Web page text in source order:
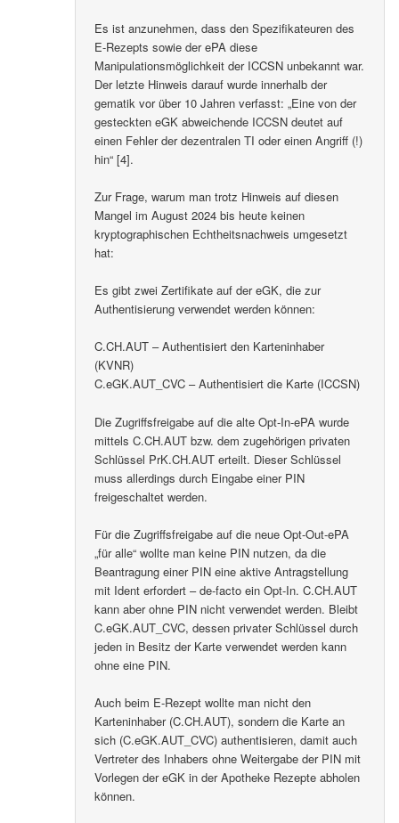
Es ist anzunehmen, dass den Spezifikateuren des
E-Rezepts sowie der ePA diese
Manipulationsmöglichkeit der ICCSN unbekannt war.
Der letzte Hinweis darauf wurde innerhalb der
gematik vor über 10 Jahren verfasst: „Eine von der
gesteckten eGK abweichende ICCSN deutet auf
einen Fehler der dezentralen TI oder einen Angriff (!)
hin“ [4].
Zur Frage, warum man trotz Hinweis auf diesen
Mangel im August 2024 bis heute keinen
kryptographischen Echtheitsnachweis umgesetzt
hat:
Es gibt zwei Zertifikate auf der eGK, die zur
Authentisierung verwendet werden können:
C.CH.AUT – Authentisiert den Karteninhaber
(KVNR)
C.eGK.AUT_CVC – Authentisiert die Karte (ICCSN)
Die Zugriffsfreigabe auf die alte Opt-In-ePA wurde
mittels C.CH.AUT bzw. dem zugehörigen privaten
Schlüssel PrK.CH.AUT erteilt. Dieser Schlüssel
muss allerdings durch Eingabe einer PIN
freigeschaltet werden.
Für die Zugriffsfreigabe auf die neue Opt-Out-ePA
„für alle“ wollte man keine PIN nutzen, da die
Beantragung einer PIN eine aktive Antragstellung
mit Ident erfordert – de-facto ein Opt-In. C.CH.AUT
kann aber ohne PIN nicht verwendet werden. Bleibt
C.eGK.AUT_CVC, dessen privater Schlüssel durch
jeden in Besitz der Karte verwendet werden kann
ohne eine PIN.
Auch beim E-Rezept wollte man nicht den
Karteninhaber (C.CH.AUT), sondern die Karte an
sich (C.eGK.AUT_CVC) authentisieren, damit auch
Vertreter des Inhabers ohne Weitergabe der PIN mit
Vorlegen der eGK in der Apotheke Rezepte abholen
können.